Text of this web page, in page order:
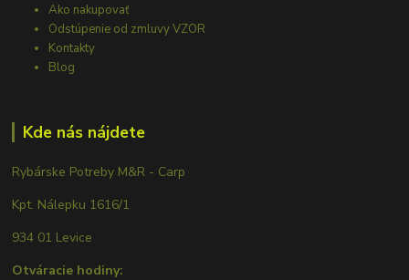
Ako nakupovať
Odstúpenie od zmluvy VZOR
Kontakty
Blog
Kde nás nájdete
Rybárske Potreby M&R - Carp
Kpt. Nálepku 1616/1
934 01 Levice
Otváracie hodiny: